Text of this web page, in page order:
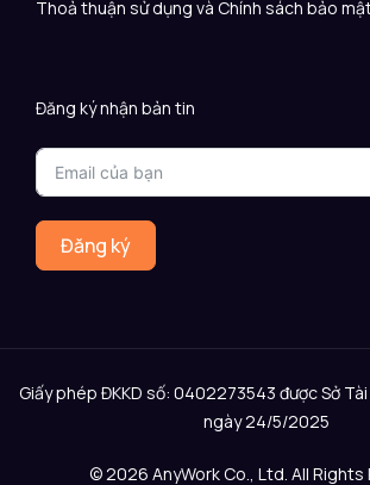
Thoả thuận sử dụng và Chính sách bảo
Đăng ký nhận bản tin
Đăng ký
Giấy phép ĐKKD số: 0402273543 được Sở
ngày 24/5/2025
© 2026 AnyWork Co., Ltd. All Rights